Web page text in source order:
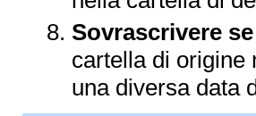
Sovrascrivere
cartella di
una diversa data